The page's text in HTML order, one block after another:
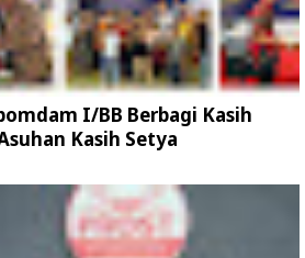
I/BB Berbagi Kasih
Kasih Setya